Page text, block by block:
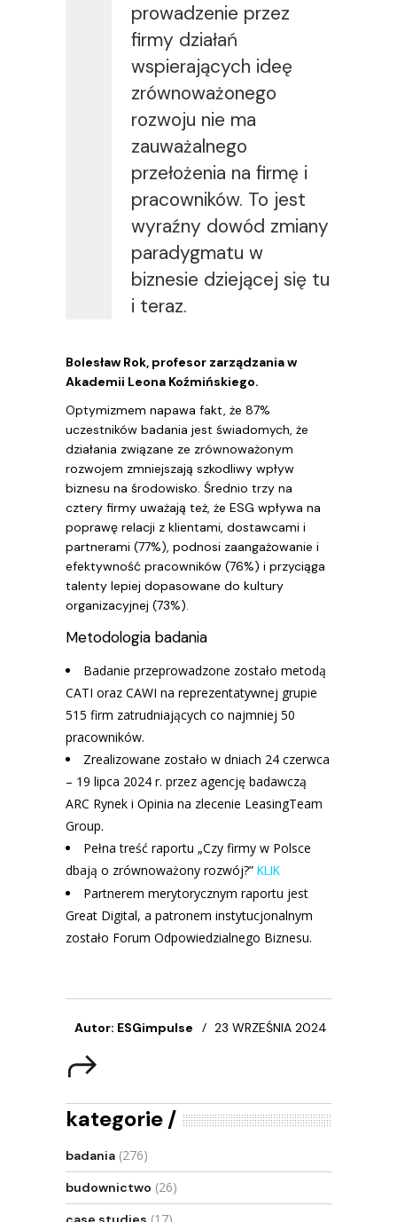
prowadzenie przez
firmy działań
wspierających ideę
zrównoważonego
rozwoju nie ma
zauważalnego
przełożenia na firmę i
pracowników. To jest
wyraźny dowód zmiany
paradygmatu w
biznesie dziejącej się tu
i teraz.
Bolesław Rok, profesor zarządzania w
Akademii Leona Koźmińskiego.
Optymizmem napawa fakt, że 87%
uczestników badania jest świadomych, że
działania związane ze zrównoważonym
rozwojem zmniejszają szkodliwy wpływ
biznesu na środowisko. Średnio trzy na
cztery firmy uważają też, że ESG wpływa na
poprawę relacji z klientami, dostawcami i
partnerami (77%), podnosi zaangażowanie i
efektywność pracowników (76%) i przyciąga
talenty lepiej dopasowane do kultury
organizacyjnej (73%).
Metodologia badania
Badanie przeprowadzone zostało metodą
CATI oraz CAWI na reprezentatywnej grupie
515 firm zatrudniających co najmniej 50
pracowników.
Zrealizowane zostało w dniach 24 czerwca
– 19 lipca 2024 r. przez agencję badawczą
ARC Rynek i Opinia na zlecenie LeasingTeam
Group.
Pełna treść raportu „Czy firmy w Polsce
dbają o zrównoważony rozwój?” KLIK
Partnerem merytorycznym raportu jest
Great Digital, a patronem instytucjonalnym
zostało Forum Odpowiedzialnego Biznesu.
Autor: ESGimpulse 23 WRZEŚNIA 2024
kategorie
badania (276)
budownictwo (26)